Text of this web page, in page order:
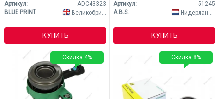
Артикул:
ADC43323
BLUE PRINT
Великобритания
КУПИТЬ
Артикул:
51245
A.B.S.
Нидерланды
КУПИТЬ
Скидка 4% Скидка 8%